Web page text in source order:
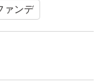
ァンデ